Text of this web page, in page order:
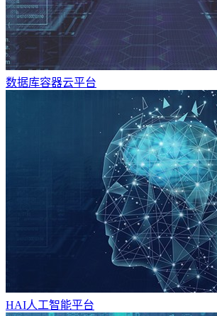
数据库容器云平台
HAI人工智能平台